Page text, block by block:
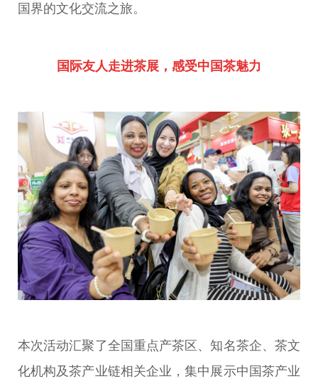
国界的文化交流之旅。
国际友人走进茶展，感受中国茶魅力
本次活动汇聚了全国重点产茶区、知名茶企、茶文
化机构及茶产业链相关企业，集中展示中国茶产业